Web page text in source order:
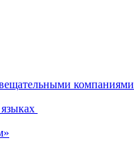
компаниями